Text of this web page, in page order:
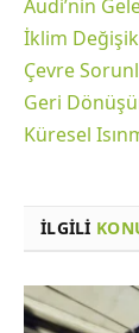
Audi’nin
İklim
Çevre
Geri
Küresel
İLGILI